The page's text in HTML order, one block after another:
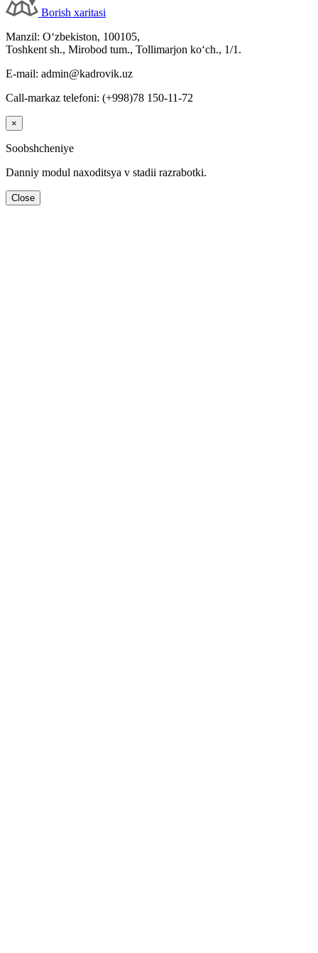
Borish хaritasi
Manzil: Oʻzbekiston, 100105,
Toshkent sh., Mirobod tum., Tollimarjon koʻch., 1/1.
E-mail: admin@kadrovik.uz
Call-markaz telefoni: (+998)78 150-11-72
×
Soobshcheniye
Danniy modul naхoditsya v stadii razrabotki.
Close